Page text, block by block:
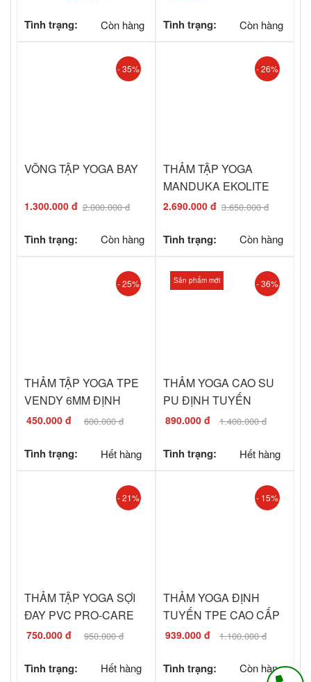
Tình trạng: Còn hàng
THẢM)
Tình trạng: Còn hàng
- 35%
VÕNG TẬP YOGA BAY
1.300.000 đ 2.000.000 đ
Tình trạng: Còn hàng
- 26%
THẢM TẬP YOGA
MANDUKA EKOLITE
4MM
2.690.000 đ 3.650.000 đ
Tình trạng: Còn hàng
- 25%
THẢM TẬP YOGA TPE
VENDY 6MM ĐỊNH
TUYẾN - TẶNG TÚI
450.000 đ 600.000 đ
Tình trạng: Hết hàng
Sản phẩm mới - 36%
THẢM YOGA CAO SU
PU ĐỊNH TUYẾN
SUNNY GOLD 2023
THẢM)
890.000 đ 1.400.000 đ
Tình trạng: Hết hàng
- 21%
THẢM TẬP YOGA SỢI
ĐAY PVC PRO-CARE
TERRA (TẶNG KÈM TÚI
750.000 đ 950.000 đ
Tình trạng: Hết hàng
- 15%
THẢM YOGA ĐỊNH
TUYẾN TPE CAO CẤP
PRO-CARE 6MM (TẶNG
PRO-CARE)
939.000 đ 1.100.000 đ
Tình trạng: Còn hàng